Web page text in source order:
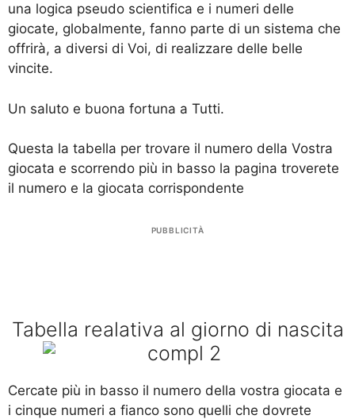
una logica pseudo scientifica e i numeri delle
giocate, globalmente, fanno parte di un sistema che
offrirà, a diversi di Voi, di realizzare delle belle
vincite.
Un saluto e buona fortuna a Tutti.
Questa la tabella per trovare il numero della Vostra
giocata e scorrendo più in basso la pagina troverete
il numero e la giocata corrispondente
PUBBLICITÀ
Tabella realativa al giorno di nascita
Cercate più in basso il numero della vostra giocata e
i cinque numeri a fianco sono quelli che dovrete